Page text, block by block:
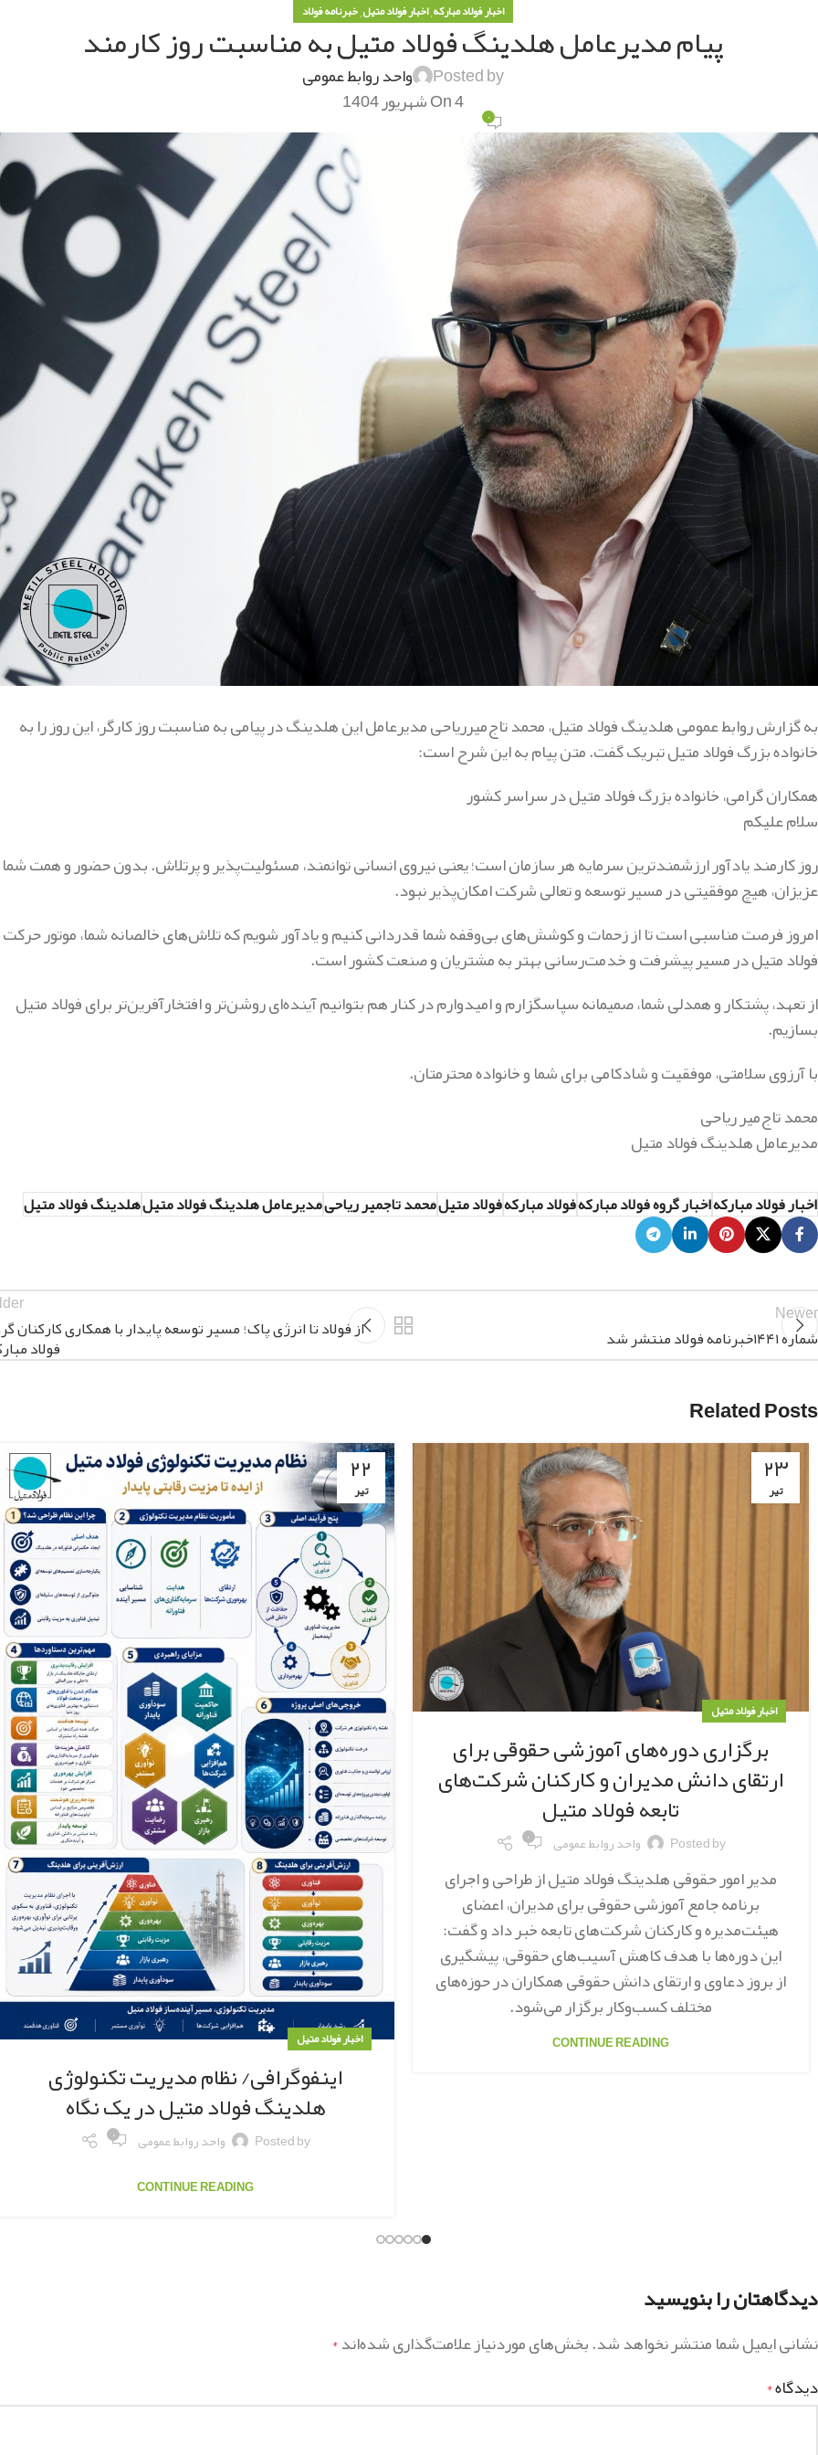
اخبار فولاد مبارکه,اخبار فولاد متیل,خبرنامه فولاد
پیام مدیرعامل هلدینگ فولاد متیل به مناسبت روز کارمند
Posted by واحد روابط عمومی
On 4 شهریور 1404 ۰
به گزارش روابط عمومی هلدینگ فولاد متیل، محمد تاج‌میرریاحی مدیرعامل این هلدینگ در پیامی به مناسبت روز کارگر، این روز را به
خانواده بزرگ فولاد متیل تبریک گفت. متن پیام به این شرح است:
همکاران گرامی، خانواده بزرگ فولاد متیل در سراسر کشور
سلام علیکم
روز کارمند یادآور ارزشمندترین سرمایه هر سازمان است؛ یعنی نیروی انسانی توانمند، مسئولیت‌پذیر و پرتلاش. بدون حضور و همت شما
عزیزان، هیچ موفقیتی در مسیر توسعه و تعالی شرکت امکان‌پذیر نبود.
امروز فرصت مناسبی است تا از زحمات و کوشش‌های بی‌وقفه شما قدردانی کنیم و یادآور شویم که تلاش‌های خالصانه شما، موتور حرکت
فولاد متیل در مسیر پیشرفت و خدمت‌رسانی بهتر به مشتریان و صنعت کشور است.
از تعهد، پشتکار و همدلی شما، صمیمانه سپاسگزارم و امیدوارم در کنار هم بتوانیم آینده‌ای روشن‌تر و افتخارآفرین‌تر برای فولاد متیل
بسازیم.
با آرزوی سلامتی، موفقیت و شادکامی برای شما و خانواده محترمتان.
محمد تاج‌میر ریاحی
مدیرعامل هلدینگ فولاد متیل
اخبار فولاد مبارکهاخبار گروه فولاد مبارکهفولاد مبارکهفولاد متیلمحمد تاجمیر ریاحیمدیرعامل هلدینگ فولاد متیلهلدینگ فولاد متیل
Newer
شماره ۱۴۴۱خبرنامه فولاد منتشر شد
از فولاد تا انرژی پاک؛ مسیر توسعه پایدار با همکاری کارکنان
فولاد
Related Posts
۲۳
تیر
اخبار فولاد متیل
برگزاری دوره‌های آموزشی حقوقی برای
ارتقای دانش مدیران و کارکنان شرکت‌های
تابعه فولاد متیل
Posted by واحد روابط عمومی ۰
مدیر امور حقوقی هلدینگ فولاد متیل از طراحی و اجرای
برنامه جامع آموزشی حقوقی برای مدیران، اعضای
هیئت‌مدیره و کارکنان شرکت‌های تابعه خبر داد و گفت:
این دوره‌ها با هدف کاهش آسیب‌های حقوقی، پیشگیری
از بروز دعاوی و ارتقای دانش حقوقی همکاران در حوزه‌های
مختلف کسب‌وکار برگزار می‌شود.
CONTINUE READING
۲۲
تیر
اخبار فولاد متیل
اینفوگرافی/ نظام مدیریت تکنولوژی
هلدینگ فولاد متیل در یک نگاه
Posted by واحد روابط عمومی ۰
CONTINUE READING
دیدگاهتان را بنویسید
نشانی ایمیل شما منتشر نخواهد شد.بخش‌های موردنیاز علامت‌گذاری شده‌اند*
دیدگاه*